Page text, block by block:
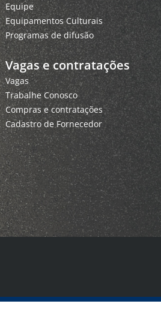
Equipe
Equipamentos Culturais
Programas de difusão
Vagas e contratações
Vagas
Trabalhe Conosco
Compras e contratações
Cadastro de Fornecedor